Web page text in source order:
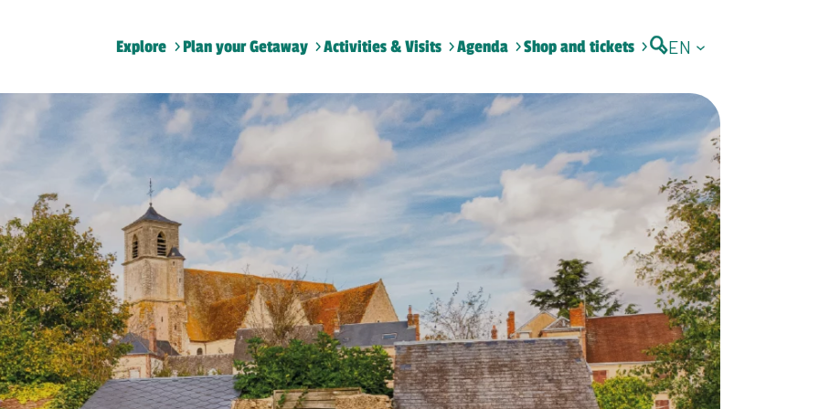
Explore Plan your Getaway Activities & Visits Agenda Shop and tickets EN